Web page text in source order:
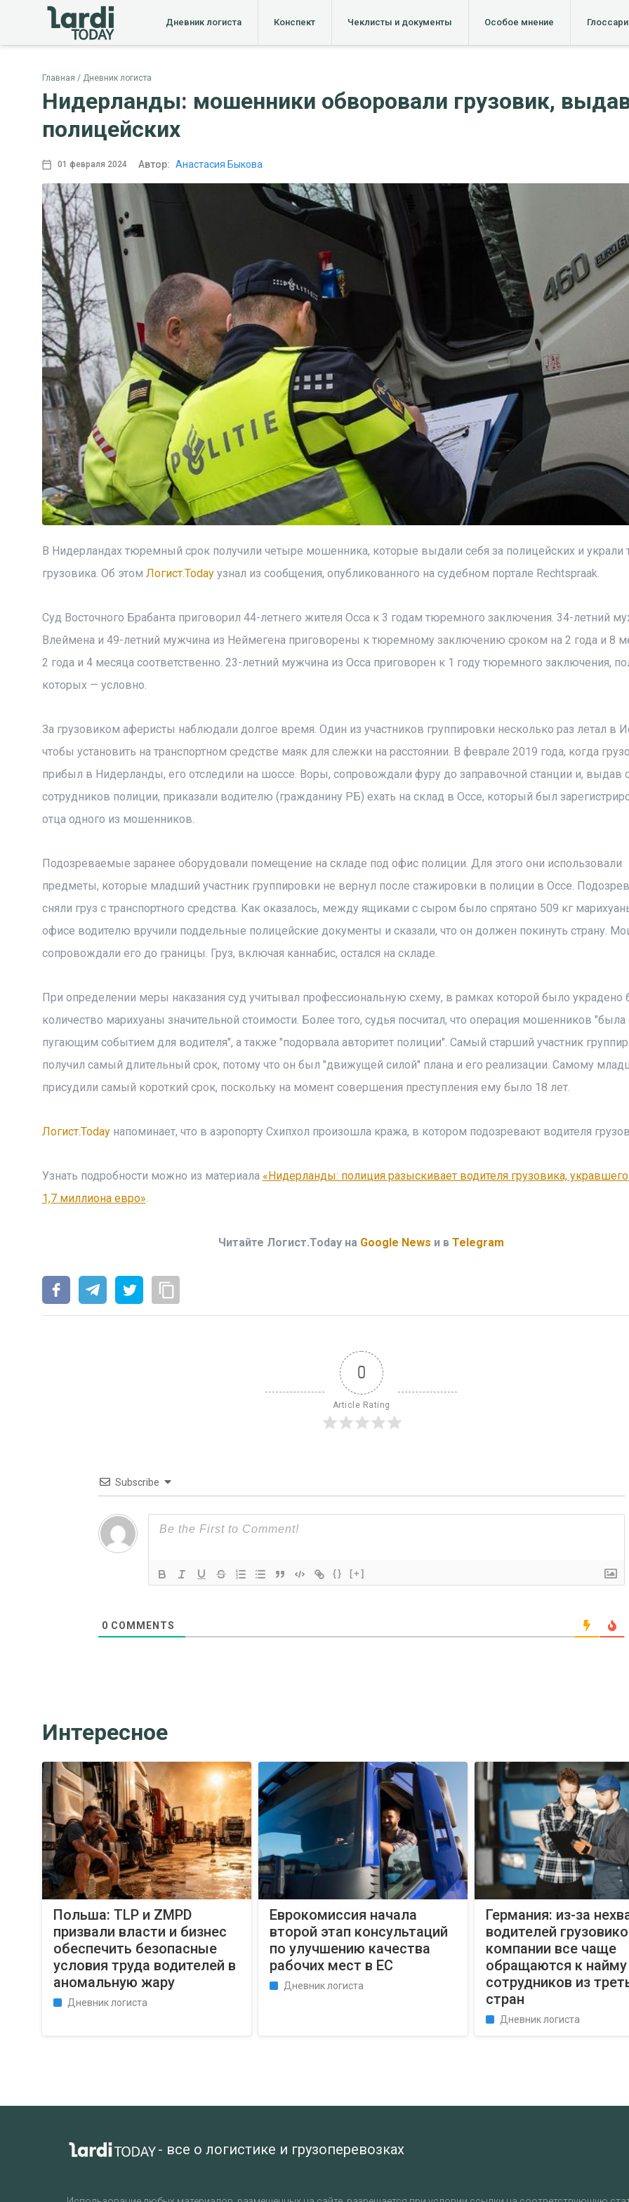
Дневник логиста Конспект Чеклисты и документы Особое мнение
Главная Дневник логиста
Нидерланды: мошенники обворовали грузовик,
полицейских
01 февраля 2024 Автор: Анастасия Быкова
В Нидерландах тюремный срок получили четыре мошенника, которые выдали себя за полицейских и украли
грузовика. Об этом Логист.Todayузнал из сообщения, опубликованного на судебном портале Rechtspraak.
Суд Восточного Брабанта приговорил 44-летнего жителя Осса к 3 годам тюремного заключения. 34-летний
Влеймена и 49-летний мужчина из Неймегена приговорены к тюремному заключению сроком на 2 года и 8
2 года и 4 месяца соответственно. 23-летний мужчина из Осса приговорен к 1 году тюремного заключения,
которых — условно.
За грузовиком аферисты наблюдали долгое время. Один из участников группировки несколько раз летал в
чтобы установить на транспортном средстве маяк для слежки на расстоянии. В феврале 2019 года, когда
прибыл в Нидерланды, его отследили на шоссе. Воры, сопровождали фуру до заправочной станции и, выдав
сотрудников полиции, приказали водителю (гражданину РБ) ехать на склад в Оссе, который был
отца одного из мошенников.
Подозреваемые заранее оборудовали помещение на складе под офис полиции. Для этого они использовали
предметы, которые младший участник группировки не вернул после стажировки в полиции в Оссе.
сняли груз с транспортного средства. Как оказалось, между ящиками с сыром было спрятано 509 кг
офисе водителю вручили поддельные полицейские документы и сказали, что он должен покинуть страну.
сопровождали его до границы. Груз, включая каннабис, остался на складе.
При определении меры наказания суд учитывал профессиональную схему, в рамках которой было украдено
количество марихуаны значительной стоимости. Более того, судья посчитал, что операция мошенников "была
пугающим событием для водителя", а также "подорвала авторитет полиции". Самый старший участник
получил самый длительный срок, потому что он был "движущей силой" плана и его реализации. Самому
присудили самый короткий срок, поскольку на момент совершения преступления ему было 18 лет.
Логист.Todayнапоминает, что в аэропорту Схипхол произошла кража, в котором подозревают водителя
Узнать подробности можно из материала «Нидерланды: полиция разыскивает водителя грузовика,
1,7 миллиона евро».
Читайте Логист.Today на Google News и в Telegram
0
Article Rating
Subscribe
{} [+]
0 COMMENTS
Интересное
Польша: TLP и ZMPD
призвали власти и бизнес
обеспечить безопасные
условия труда водителей в
аномальную жару
Дневник логиста
Еврокомиссия начала
второй этап консультаций
по улучшению качества
рабочих мест в ЕС
Дневник логиста
Германия: из-за
водителей
компании все чаще
обращаются к найму
сотрудников из
стран
Дневник логиста
- все о логистике и грузоперевозках